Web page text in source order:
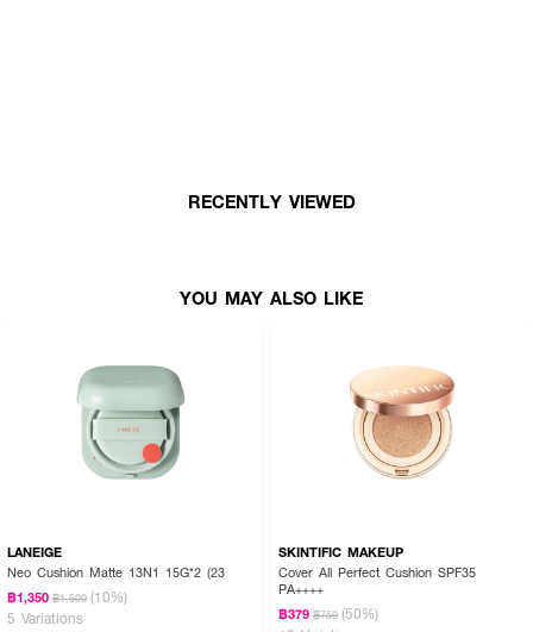
RECENTLY VIEWED
YOU MAY ALSO LIKE
LANEIGE
Neo Cushion Matte 13N1 15G*2 (23
฿1,350 ฿1,500 (10%)
5 Variations
SKINTIFIC MAKEUP
Cover All Perfect Cushion SPF35
PA++++
฿379 ฿759 (50%)